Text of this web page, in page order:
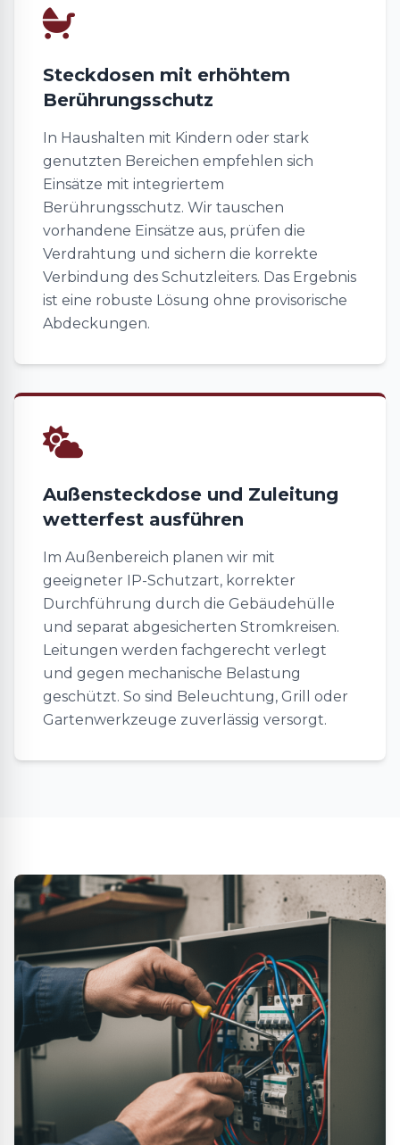
Steckdosen mit erhöhtem
Berührungsschutz
In Haushalten mit Kindern oder stark
genutzten Bereichen empfehlen sich
Einsätze mit integriertem
Berührungsschutz. Wir tauschen
vorhandene Einsätze aus, prüfen die
Verdrahtung und sichern die korrekte
Verbindung des Schutzleiters. Das Ergebnis
ist eine robuste Lösung ohne provisorische
Abdeckungen.
Außensteckdose und Zuleitung
wetterfest ausführen
Im Außenbereich planen wir mit
geeigneter IP-Schutzart, korrekter
Durchführung durch die Gebäudehülle
und separat abgesicherten Stromkreisen.
Leitungen werden fachgerecht verlegt
und gegen mechanische Belastung
geschützt. So sind Beleuchtung, Grill oder
Gartenwerkzeuge zuverlässig versorgt.